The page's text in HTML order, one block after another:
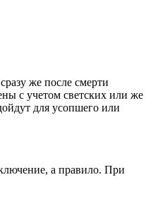
же после смерти
с учетом светских или же
для усопшего или
а правило. При